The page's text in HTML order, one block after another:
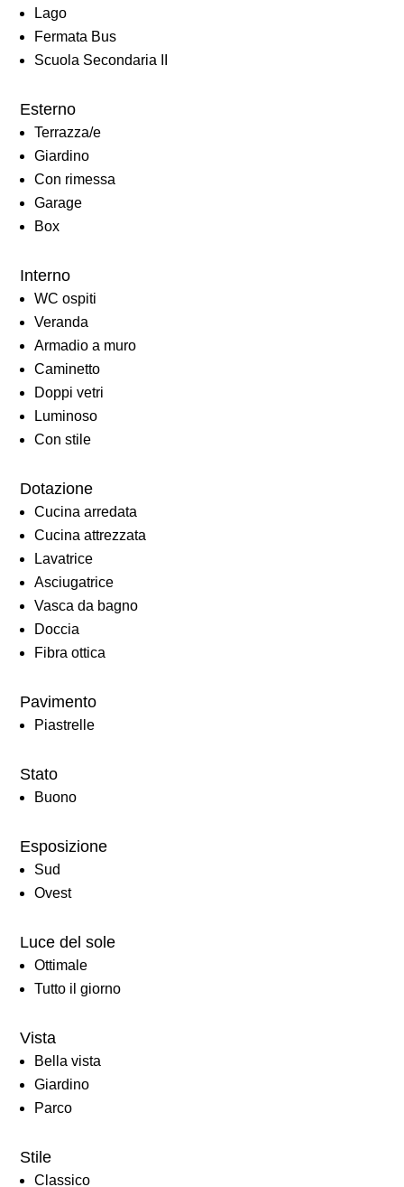
Lago
Fermata Bus
Scuola Secondaria II
Esterno
Terrazza/e
Giardino
Con rimessa
Garage
Box
Interno
WC ospiti
Veranda
Armadio a muro
Caminetto
Doppi vetri
Luminoso
Con stile
Dotazione
Cucina arredata
Cucina attrezzata
Lavatrice
Asciugatrice
Vasca da bagno
Doccia
Fibra ottica
Pavimento
Piastrelle
Stato
Buono
Esposizione
Sud
Ovest
Luce del sole
Ottimale
Tutto il giorno
Vista
Bella vista
Giardino
Parco
Stile
Classico